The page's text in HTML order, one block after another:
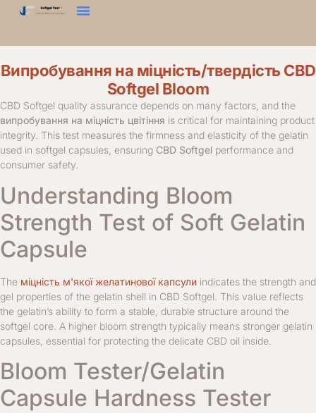
Випробування на міцність/твердість CBD
Softgel Bloom
CBD Softgel quality assurance depends on many factors, and the
випробування на міцність цвітіння is critical for maintaining product
integrity. This test measures the firmness and elasticity of the gelatin
used in softgel capsules, ensuring CBD Softgel performance and
consumer safety.
Understanding Bloom
Strength Test of Soft Gelatin
Capsule
The міцність м'якої желатинової капсули indicates the strength and
gel properties of the gelatin shell in CBD Softgel. This value reflects
the gelatin’s ability to form a stable, durable structure around the
softgel core. A higher bloom strength typically means stronger gelatin
capsules, essential for protecting the delicate CBD oil inside.
Bloom Tester/Gelatin
Capsule Hardness Tester